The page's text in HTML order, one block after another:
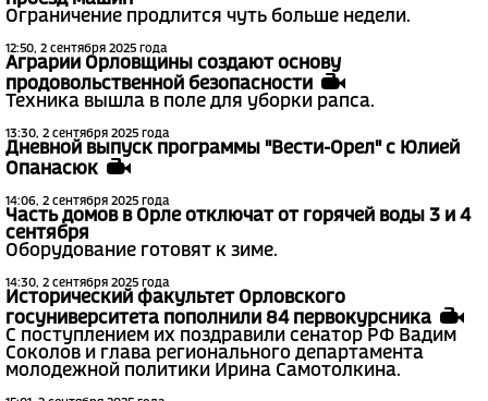
Ограничение продлится чуть больше недели.
12:50, 2 сентября 2025 года
Аграрии Орловщины создают основу
продовольственной безопасности
Техника вышла в поле для уборки рапса.
13:30, 2 сентября 2025 года
Дневной выпуск программы "Вести-Орел" с Юлией
Опанасюк
14:06, 2 сентября 2025 года
Часть домов в Орле отключат от горячей воды 3 и 4
сентября
Оборудование готовят к зиме.
14:30, 2 сентября 2025 года
Исторический факультет Орловского
госуниверситета пополнили 84 первокурсника
С поступлением их поздравили сенатор РФ Вадим
Соколов и глава регионального департамента
молодежной политики Ирина Самотолкина.